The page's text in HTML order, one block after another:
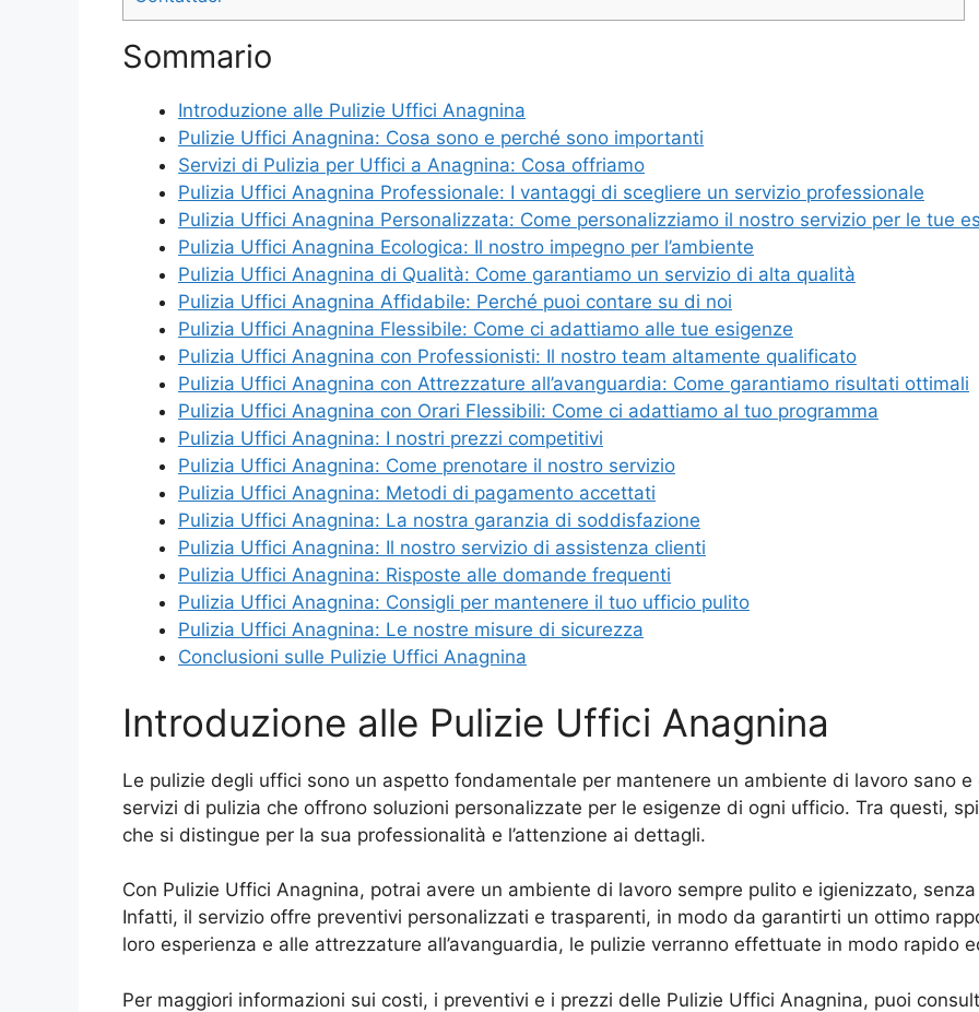
Sommario
Introduzione alle Pulizie Uffici Anagnina
Pulizie Uffici Anagnina: Cosa sono e perché sono importanti
Servizi di Pulizia per Uffici a Anagnina: Cosa offriamo
Pulizia Uffici Anagnina Professionale: I vantaggi di scegliere un servizio professionale
Pulizia Uffici Anagnina Personalizzata: Come personalizziamo il nostro servizio per le tue
Pulizia Uffici Anagnina Ecologica: Il nostro impegno per l’ambiente
Pulizia Uffici Anagnina di Qualità: Come garantiamo un servizio di alta qualità
Pulizia Uffici Anagnina Affidabile: Perché puoi contare su di noi
Pulizia Uffici Anagnina Flessibile: Come ci adattiamo alle tue esigenze
Pulizia Uffici Anagnina con Professionisti: Il nostro team altamente qualificato
Pulizia Uffici Anagnina con Attrezzature all’avanguardia: Come garantiamo risultati ottimali
Pulizia Uffici Anagnina con Orari Flessibili: Come ci adattiamo al tuo programma
Pulizia Uffici Anagnina: I nostri prezzi competitivi
Pulizia Uffici Anagnina: Come prenotare il nostro servizio
Pulizia Uffici Anagnina: Metodi di pagamento accettati
Pulizia Uffici Anagnina: La nostra garanzia di soddisfazione
Pulizia Uffici Anagnina: Il nostro servizio di assistenza clienti
Pulizia Uffici Anagnina: Risposte alle domande frequenti
Pulizia Uffici Anagnina: Consigli per mantenere il tuo ufficio pulito
Pulizia Uffici Anagnina: Le nostre misure di sicurezza
Conclusioni sulle Pulizie Uffici Anagnina
Introduzione alle Pulizie Uffici Anagnina
Le pulizie degli uffici sono un aspetto fondamentale per mantenere un ambiente di lavoro sano
servizi di pulizia che offrono soluzioni personalizzate per le esigenze di ogni ufficio. Tra questi,
che si distingue per la sua professionalità e l’attenzione ai dettagli.
Con Pulizie Uffici Anagnina, potrai avere un ambiente di lavoro sempre pulito e igienizzato,
Infatti, il servizio offre preventivi personalizzati e trasparenti, in modo da garantirti un ottimo
loro esperienza e alle attrezzature all’avanguardia, le pulizie verranno effettuate in modo rapido
Per maggiori informazioni sui costi, i preventivi e i prezzi delle Pulizie Uffici Anagnina, puoi